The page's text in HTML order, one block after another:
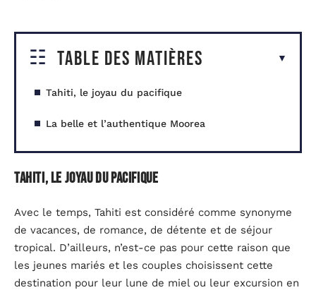
Table des matières
Tahiti, le joyau du pacifique
La belle et l’authentique Moorea
Tahiti, le joyau du pacifique
Avec le temps, Tahiti est considéré comme synonyme
de vacances, de romance, de détente et de séjour
tropical. D’ailleurs, n’est-ce pas pour cette raison que
les jeunes mariés et les couples choisissent cette
destination pour leur lune de miel ou leur excursion en